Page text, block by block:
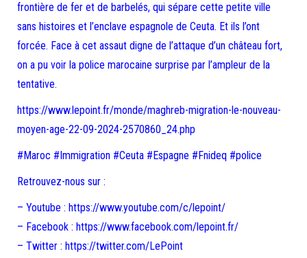
frontière de fer et de barbelés, qui sépare cette petite ville
sans histoires et l’enclave espagnole de Ceuta. Et ils l’ont
forcée. Face à cet assaut digne de l’attaque d’un château fort,
on a pu voir la police marocaine surprise par l’ampleur de la
tentative.
https://www.lepoint.fr/monde/maghreb-migration-le-nouveau-
moyen-age-22-09-2024-2570860_24.php
#Maroc #Immigration #Ceuta #Espagne #Fnideq #police
Retrouvez-nous sur :
– Youtube : https://www.youtube.com/c/lepoint/
– Facebook : https://www.facebook.com/lepoint.fr/
– Twitter : https://twitter.com/LePoint